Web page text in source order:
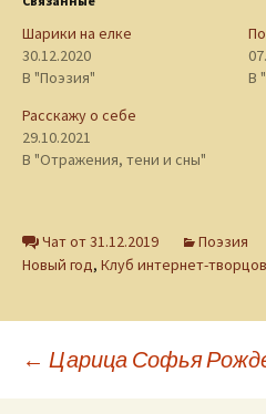
Шарики на елке
30.12.2020
В "Поэзия"
В
Расскажу о себе
29.10.2021
В "Отражения, тени и сны"
Чат от 31.12.2019 Поэзия
Новый год, Клуб интернет-творцов
← Царица Софья